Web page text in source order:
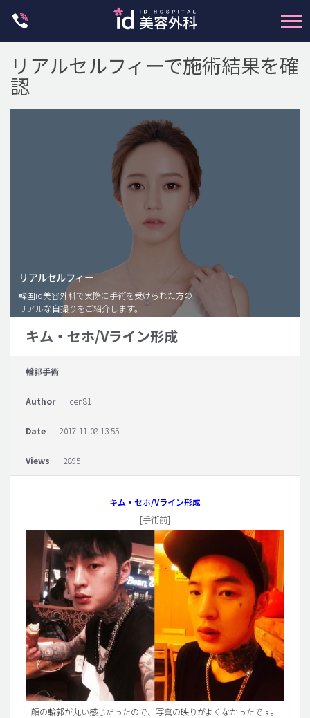
豊胸手術・バストアップ
プチ整形
脂肪吸引 (大容量)
メンズ整形
idニュース
病院紹介
料金一覧
リアルセルフィーで施術結果を確
認
リアルセルフィー
韓国id美容外科で実際に手術を受けられた方の
リアルな自撮りをご紹介します。
キム・セホ/Vライン形成
輪郭手術
Author cen81
Date 2017-11-08 13:55
Views 2895
キム・セホ/Vライン形成
[手術前]
顔の輪郭が丸い感じだったので、写真の映りがよくなかったです。